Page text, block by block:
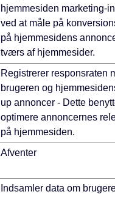
hjemmesiden marketing-
ved at måle på
på hjemmesidens
tværs af hjemmesider.
Registrerer responsraten
brugeren og
up annoncer - Dette
optimere annoncernes
på hjemmesiden.
Afventer
Indsamler data om